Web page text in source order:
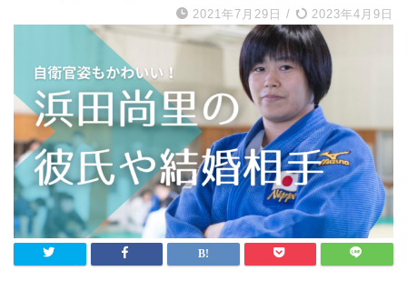
2021年7月29日 / 2023年4月9日